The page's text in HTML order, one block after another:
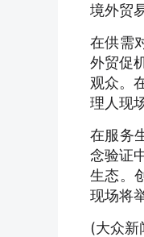
境外贸
在供需
外贸促
观众。
理人现
在服务
念验证
生态。
现场将
(大众新